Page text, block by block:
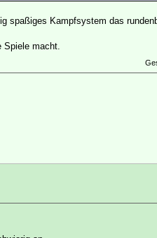
spaßiges Kampfsystem das
Spiele macht.